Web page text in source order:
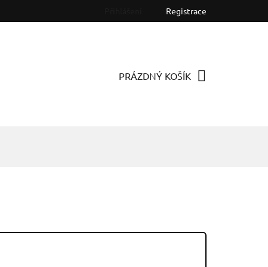
Registrace
PRÁZDNÝ KOŠÍK